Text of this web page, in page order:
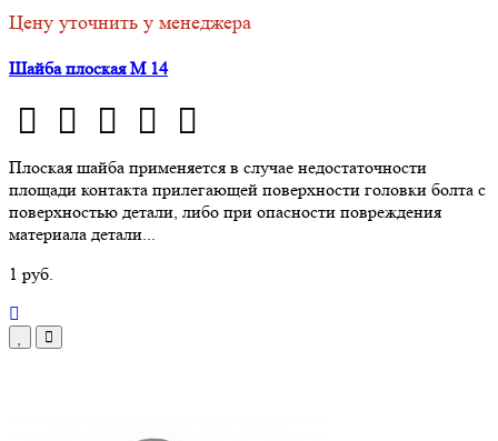
Цену уточнить у менеджера
Шайба плоская М 14
Плоская шайба применяется в случае недостаточности
площади контакта прилегающей поверхности головки болта с
поверхностью детали, либо при опасности повреждения
материала детали...
1 руб.